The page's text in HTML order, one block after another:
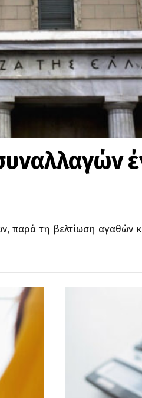
παρά τη βελτίωση αγαθών